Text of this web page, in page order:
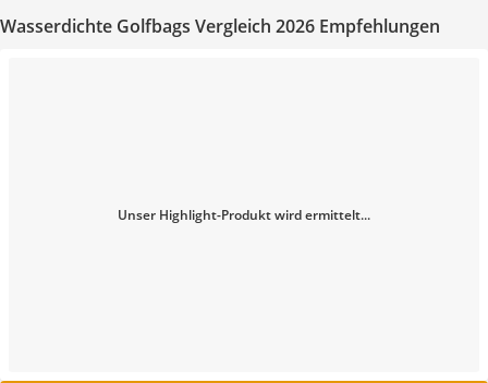
Wasserdichte Golfbags Vergleich 2026 Empfehlungen
Unser Highlight-Produkt wird ermittelt...